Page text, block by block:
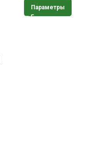
Параметры